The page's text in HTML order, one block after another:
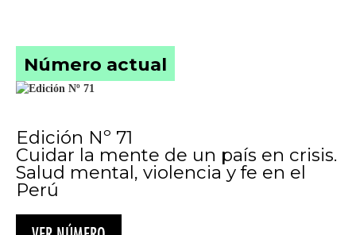
Número actual
Edición Nº 71
Cuidar la mente de un país en crisis.
Salud mental, violencia y fe en el
Perú